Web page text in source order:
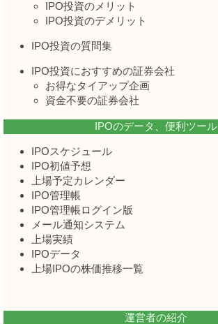
IPO投資のメリット
IPO投資のデメリット
IPO投資の質問集
IPO投資におすすめの証券会社
お得なタイアップ企画
資金不要の証券会社
IPOのデータ、便利ツール
IPOスケジュール
IPO初値予想
上場予定カレンダー
IPO管理帳
IPO管理帳ログイン版
メール通知システム
上場実績
IPOデータ
上場IPOの株価推移一覧
運営者の紹介